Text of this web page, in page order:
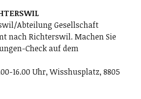
Abteilung Gesellschaft
nach Richterswil. Machen Sie
Check auf dem
16.00 Uhr, Wisshusplatz, 8805